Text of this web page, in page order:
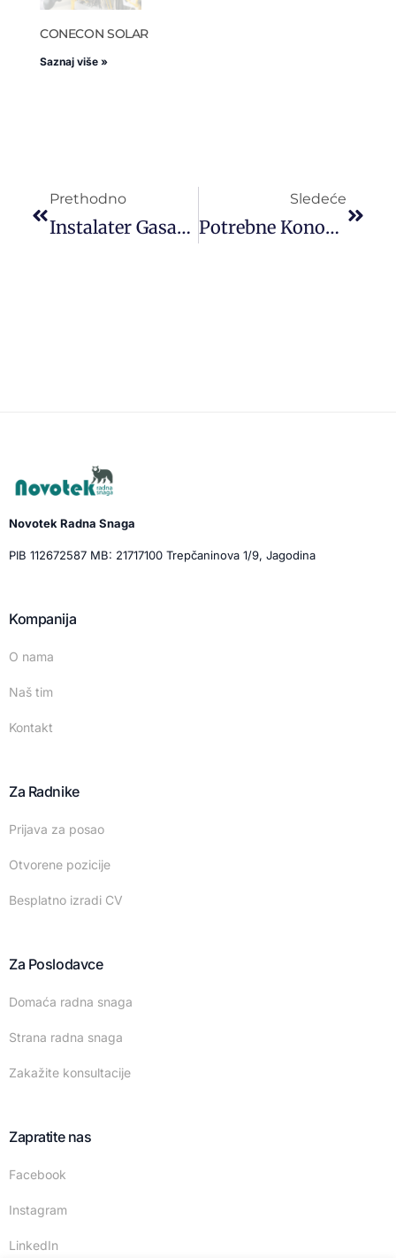
CONECON SOLAR
Saznaj više »
Prethodno
Instalater Gasa/plina Posao U EU
Sledeće
Potrebne Konobarice/šankerice/servirke Za Rad Na Hrvatskom Primorju
Novotek Radna Snaga
PIB 112672587 MB: 21717100 Trepčaninova 1/9, Jagodina
Kompanija
O nama
Naš tim
Kontakt
Za Radnike
Prijava za posao
Otvorene pozicije
Besplatno izradi CV
Za Poslodavce
Domaća radna snaga
Strana radna snaga
Zakažite konsultacije
Zapratite nas
Facebook
Instagram
LinkedIn